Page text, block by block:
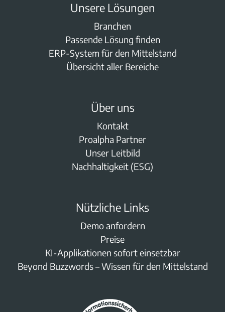
Unsere Lösungen
Branchen
Passende Lösung finden
ERP-System für den Mittelstand
Übersicht aller Bereiche
Über uns
Kontakt
Proalpha Partner
Unser Leitbild
Nachhaltigkeit (ESG)
Nützliche Links
Demo anfordern
Preise
KI-Applikationen sofort einsetzbar
Beyond Buzzwords – Wissen für den Mittelstand